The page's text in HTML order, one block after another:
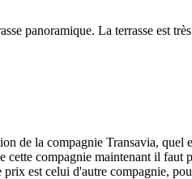
panoramique. La terrasse est
de la compagnie Transavia,
cette compagnie maintenant il
est celui d'autre compagnie,